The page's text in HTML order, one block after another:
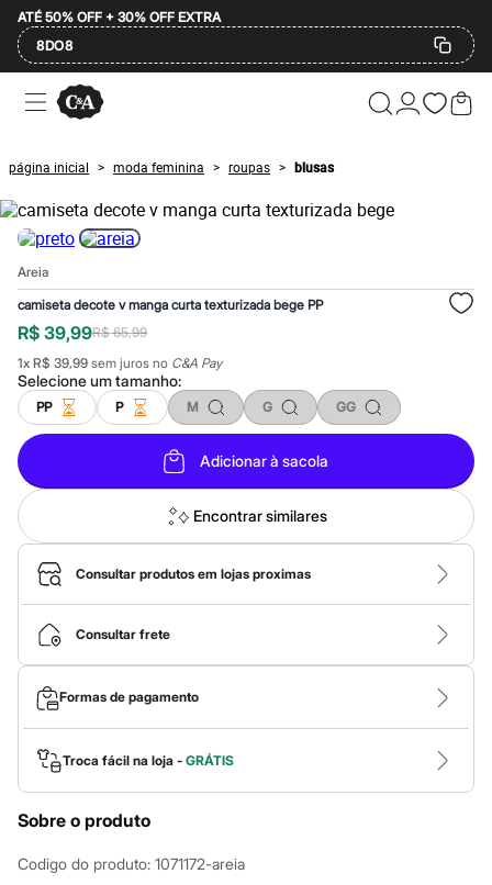
ATÉ 50% OFF + 30% OFF EXTRA
8DO8
Ofertas
Compre por Departamento
Masculino
Infantil
Calçados
Mindse7
Plus Size
Até 40% off
Até 60% off
A partir de 60% off
Feminino
Em alta
Inverno
Alfaiataria
Novidades
Roupas
Blusas e Camisetas
Básicos
Calças
Casacos e Jaquetas
Jeans
Macacões
Saias
Shorts e Bermudas
Acessórios
Bolsas
Bonés e Chapéus
Bijoux
Cintos
Óculos
Relógios
Calçados
Botas
Chinelos
Rasteirinhas
Sandálias
Sapatilhas
página inicial > moda feminina > roupas > blusas
Areia
camiseta decote v manga curta texturizada bege PP
R$ 39,99R$ 65,99
1x R$ 39,99 sem juros no C&A Pay
Selecione umtamanho:
PP P M G GG
Adicionar à sacola
Encontrar similares
Consultar produtos em lojas proximas
Consultar frete
Formas de pagamento
Troca fácil na loja - GRÁTIS
Sobre o produto
Codigo do produto: 1071172-areia